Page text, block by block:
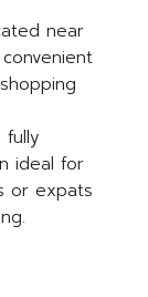
near
fully
ideal for
or expats